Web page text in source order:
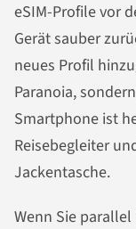
eSIM-Profile vor
Gerät sauber
neues Profil
Paranoia,
Smartphone ist
Reisebegleiter
Jackentasche.
Wenn Sie parallel